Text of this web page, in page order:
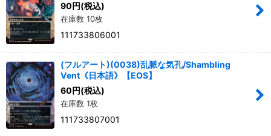
90円(税込)
在庫数 10枚
111733806001
(フルアート)(0038)乱脈な気孔/Shambling
Vent《日本語》【EOS】
60円(税込)
在庫数 1枚
111733807001